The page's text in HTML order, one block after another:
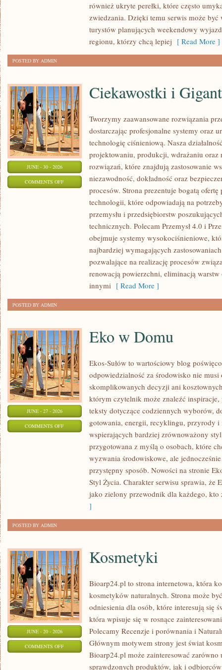
również ukryte perełki, które często
zwiedzania. Dzięki temu serwis może
turystów planujących weekendowy
regionu, którzy chcą lepiej [ Read More ]
POSTED BY ADMIN
JUNE - 30 - 2026
COMMENTS OFFON
CIEKAWOSTKI
Ciekawostki i
Tworzymy zaawansowane rozwiązania
dostarczając profesjonalne systemy oraz
technologię ciśnieniową. Nasza
projektowaniu, produkcji, wdrażaniu oraz
rozwiązań, które znajdują zastosowanie
niezawodność, dokładność oraz
procesów. Strona prezentuje bogatą ofertę
technologii, które odpowiadają na
przemysłu i przedsiębiorstw
technicznych. Polecam Przemysł 4.0 i
obejmuje systemy wysokociśnieniowe,
najbardziej wymagających
pozwalające na realizację procesów
renowacją powierzchni, eliminacją
innymi [ Read More ]
POSTED BY ADMIN
JUNE - 27 - 2026
COMMENTS OFFON
Eko w Domu
Ekos-Sułów to wartościowy blog
odpowiedzialność za środowisko nie
skomplikowanych decyzji ani
którym czytelnik może znaleźć inspiracje,
teksty dotyczące codziennych wyborów,
gotowania, energii, recyklingu, przyrody i
wspierających bardziej zrównoważony styl
przygotowana z myślą o osobach, które
wyzwania środowiskowe, ale
przystępny sposób. Nowości na stronie
Styl Życia. Charakter serwisu sprawia, że
jako zielony przewodnik dla każdego, kto
]
POSTED BY ADMIN
JUNE - 20 - 2026
COMMENTS OFFON
KOSMETYKI
Kosmetyki
Bioarp24.pl to strona internetowa, która
kosmetyków naturalnych. Strona może
odniesienia dla osób, które interesują się
która wpisuje się w rosnące
Polecamy Recenzje i porównania i
Głównym motywem strony jest świat
Bioarp24.pl może zainteresować
sprawdzonych produktów, jak i